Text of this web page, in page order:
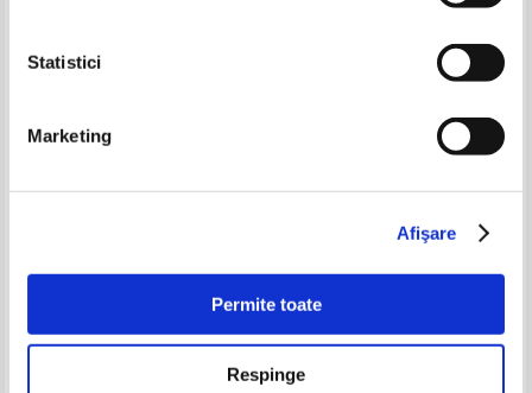
Statistici
Marketing
Afişare
Permite toate
Respinge
universala a teatrului (3 volume)